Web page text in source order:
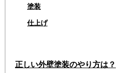
塗装
仕上げ
正しい外壁塗装のやり方は？